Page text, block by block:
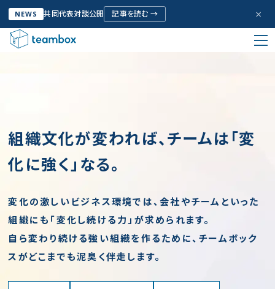
NEWS 共同代表対談公開 記事を読む → ×
サービス
Service
お客様の声
Voice
取り組み
Initiative
HOME 会社概要
組織文化が変われば、チームは「変
化に強く」なる。
変化の激しいビジネス環境では、会社やチームといった
組織にも「変化し続ける力」が求められます。
自ら変わり続ける強い組織を作るために、チームボック
スがどこまでも泥臭く伴走します。